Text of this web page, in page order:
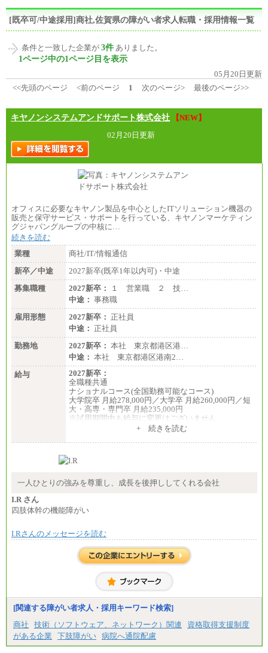
[既卒可/中途採用]商社,佐賀県の障がい者求人転職・採用情報一覧
条件と一致した企業が 3件 ありました。
1ページ中の1ページ目を表示
05月20日更新
<<先頭のページ
<前のページ 1 次のページ> 最後のページ>>
キヤノンシステムアンドサポート株式会社
【NEW】
02月20日更新
オフィスに必要なキヤノン製品を中心としたITソリューション機器の
販売と保守サービス・サポートを行っている、キヤノンマーケティン
グジャパングループの中核に…
続きを読む
業種
商社/IT/情報通信
新卒／中途
2027新卒(既卒1年以内可)・中途
募集職種
2027新卒：
１ 営業職 ２ 技…
中途： 事務職
雇用形態
2027新卒： 正社員
中途： 正社員
勤務地
2027新卒： 本社 東京都港区港…
中途： 本社 東京都港区港南2…
給与
2027新卒：
全職種共通
ナショナルコース(全国勤務可能なコース)
大学院卒 月給278,000円／大学卒 月給260,000円／短
大・高専・専門卒 月給235,000円
※試用期間中も給与に変更はございません
大学院卒 月給264,000円／大学卒 月給250,000円／短
※試用期間中も給与に変更はございません
月給：250,000円～400,000円
+ 続きを読む
一人ひとりの強みを尊重し、成長を後押ししてくれる会社
I.R さん
四肢体幹の機能障がい
I.Rさんのメッセージを読む
[関連する障がい者求人・採用キーワード検索]
商社
技術（ソフトウェア、ネットワーク）関連
資格取得支援制度
がある企業
下肢障がい 病院へ通院配慮